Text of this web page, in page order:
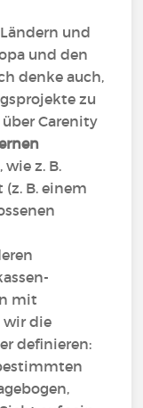
und
und den
denke auch,
zu
Carenity
z. B.
B. einem
mit
wir die
definieren: